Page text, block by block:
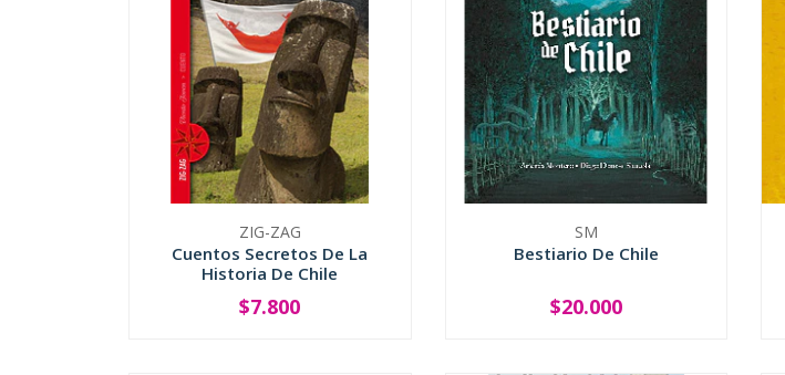
ZIG-ZAG
Cuentos Secretos De La
Historia De Chile
+
$7.800
SM
Bestiario De Chile
+
$20.000